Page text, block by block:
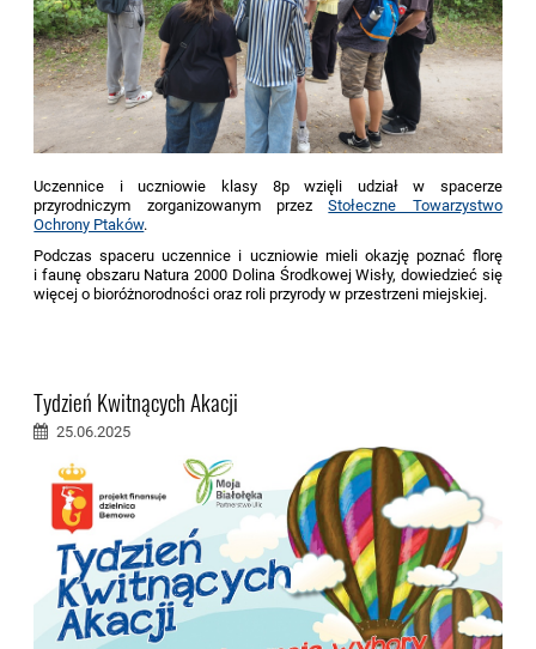
Uczennice i uczniowie klasy 8p wzięli udział w spacerze
przyrodniczym zorganizowanym przezStołeczne Towarzystwo
Ochrony Ptaków.
Podczas spaceru uczennice i uczniowie mieli okazję poznać florę
i faunę obszaru Natura 2000 Dolina Środkowej Wisły, dowiedzieć się
więcej o bioróżnorodności oraz roli przyrody w przestrzeni miejskiej.
Tydzień Kwitnących Akacji
25.06.2025